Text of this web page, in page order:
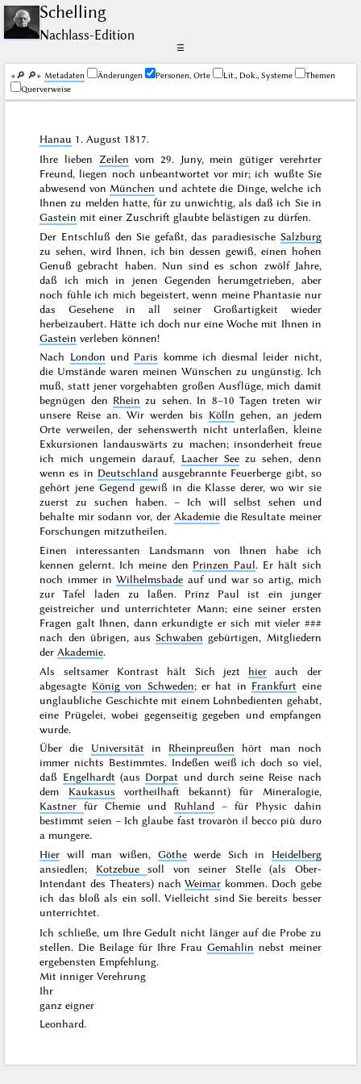
Schelling
Nachlass-Edition
☰
🔎︎ 🔎︎ Me­ta­da­ten Änderungen Personen, Orte Lit., Dok., Systeme
Themen
Querverweise
Hanau 1. August 1817.
Ihre lieben Zeilen vom29. Juny, mein gütiger verehrter
Freund, liegen noch unbeantwortet vor mir; ich wußte Sie
abwesend von München und achtete die Dinge, welche ich
Ihnen zu melden hatte, für zu unwichtig, als daß ich Sie in
Gastein mit einer Zuschrift glaubte belästigen zu dürfen.
Der Entschluß den Sie gefaßt, das paradiesische Salzburg
zu sehen, wird Ihnen, ich bin dessen gewiß, einen hohen
Genuß gebracht haben. Nun sind es schon zwölf Jahre,
daß ich mich in jenen Gegenden herumgetrieben, aber
noch fühle ich mich begeistert, wenn meine Phantasie nur
das Gesehene in all seiner Großartigkeit wieder
herbeizaubert. Hätte ich doch nur eine Woche mit Ihnen in
Gastein verleben können!
Nach London und Paris komme ich diesmal leider nicht,
die Umstände waren meinen Wünschen zu ungünstig. Ich
muß, statt jener vorgehabten großen Ausflüge, mich damit
begnügen den Rhein zu sehen. In 8–10 Tagen treten wir
unsere Reise an. Wir werden bis Kölln gehen, an jedem
Orte verweilen, der sehenswerth nicht unterlaßen, kleine
Exkursionen landauswärts zu machen; insonderheit freue
ich mich ungemein darauf, Laacher Seezu sehen, denn
wenn es in Deutschlandausgebrannte Feuerberge gibt, so
gehört jene Gegend gewiß in die Klasse derer, wo wir sie
zuerst zu suchen haben. – Ich will selbst sehen und
behalte mir sodann vor, derAkademie die Resultate meiner
Forschungen mitzutheilen.
Einen interessanten Landsmann von Ihnen habe ich
kennen gelernt. Ich meine den Prinzen Paul. Er hält sich
noch immer inWilhelmsbade auf und war so artig, mich
zurTafel laden zu laßen. Prinz Paul ist ein junger
geistreicher und unterrichteter Mann; eine seiner ersten
Fragen galt Ihnen, dann erkundigte er sich mit vieler ###
nach den übrigen, aus Schwaben gebürtigen, Mitgliedern
derAkademie.
Als seltsamer Kontrast hält Sich jezt hier auch der
abgesagte König von Schweden; er hat in Frankfurt eine
unglaubliche Geschichte mit einem Lohnbedienten gehabt,
eine Prügelei, wobei gegenseitig gegeben und empfangen
wurde.
Über die Universität in Rheinpreußen hört man noch
immer nichts Bestimmtes. Indeßen weiß ich doch so viel,
daß Engelhardt (aus Dorpat und durch seine Reise nach
dem Kaukasus vortheilhaft bekannt) für Mineralogie,
Kastnerfür Chemie und Ruhland– für Physic dahin
bestimmt seien – Ich glaube fast trovaròn il becco più duro
a mungere.
Hier will man wißen, Göthewerde Sich in Heidelberg
ansiedlen; Kotzebuesoll von seiner Stelle (als Ober-
Intendant des Theaters) nachWeimar kommen. Doch gebe
ich das bloß als ein soll. Vielleicht sind Sie bereits besser
unterrichtet.
Ich schließe, um Ihre Gedult nicht länger auf die Probe zu
stellen. Die Beilage für Ihre Frau Gemahlin nebst meiner
ergebensten Empfehlung.
Mit inniger Verehrung
Ihr
ganz eigner
Leonhard.